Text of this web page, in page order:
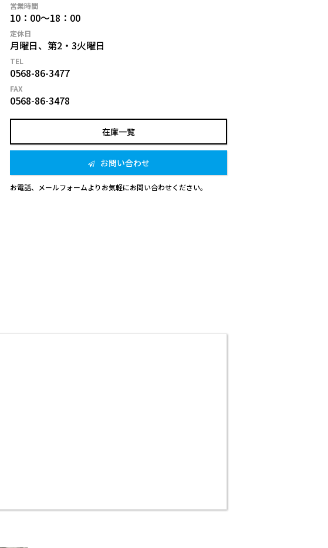
営業時間
10：00～18：00
定休日
月曜日、第2・3火曜日
TEL
0568-86-3477
FAX
0568-86-3478
在庫一覧
お問い合わせ
お電話、メールフォームよりお気軽にお問い合わせください。